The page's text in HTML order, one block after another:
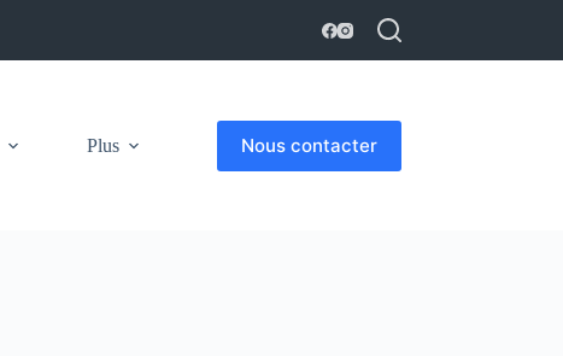
Plus Nous contacter